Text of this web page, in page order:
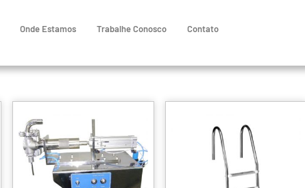
Onde Estamos Trabalhe Conosco Contato